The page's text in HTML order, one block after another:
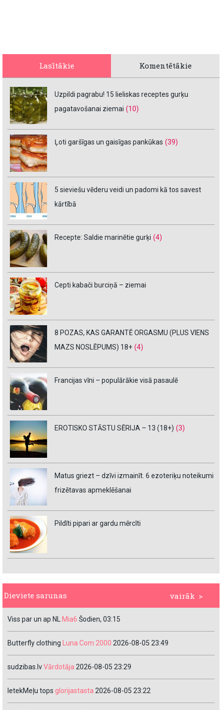
Lasītākie Komentētākie
Uzpildi pagrabu! 15 lieliskas receptes gurķu
pagatavošanai ziemai (10)
Ļoti garšīgas un gaisīgas pankūkas (39)
5 sieviešu vēderu veidi un padomi kā tos savest
kārtībā
Recepte: Saldie marinētie gurķi (4)
Cepti kabači burciņā – ziemai
8 POZAS, KAS GARANTĒ ORGASMU (PLUS VIENS
MAZS NOSLĒPUMS) 18+ (4)
Francijas vīni – populārākie visā pasaulē
EROTISKO STĀSTU SĒRIJA – 13 (18+) (3)
Matus griezt – dzīvi izmainīt. 6 ezoteriķu noteikumi
frizētavas apmeklēšanai
Pildīti pipari ar gardu mērcīti
vairāk >
Dieviete sarunas
Viss par un ap NL Mia6 Šodien, 03:15
Butterfly clothing Luna Com 2000 2026-08-05 23:49
sudzibas.lvVārdotāja 2026-08-05 23:29
IetekMeļu tops glorijastasta 2026-08-05 23:22